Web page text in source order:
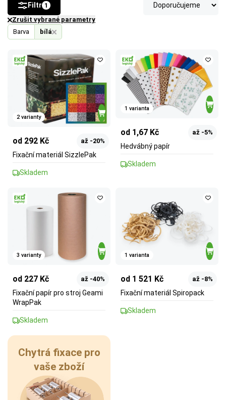
Barva bílá
Zrušit vybrané parametry
Filtr 1
2 varianty
od 292 Kč až -20%
Fixační materiál SizzlePak
Skladem
1 varianta
od 1,67 Kč až -5%
Hedvábný papír
Skladem
3 varianty
od 227 Kč až -40%
Fixační papír pro stroj Geami
WrapPak
Skladem
1 varianta
od 1 521 Kč až -8%
Fixační materiál Spiropack
Skladem
Chytrá fixace pro
vaše zboží